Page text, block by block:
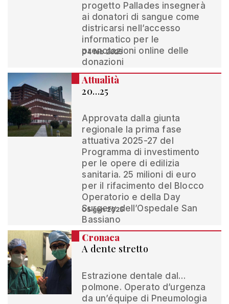
progetto Pallades insegnerà
ai donatori di sangue come
districarsi nell’accesso
informatico per le
prenotazioni online delle
donazioni
04 feb 2025
Attualità
20…25
Approvata dalla giunta
regionale la prima fase
attuativa 2025-27 del
Programma di investimento
per le opere di edilizia
sanitaria. 25 milioni di euro
per il rifacimento del Blocco
Operatorio e della Day
Surgery dell’Ospedale San
Bassiano
05 gen 2025
Cronaca
A dente stretto
Estrazione dentale dal…
polmone. Operato d’urgenza
da un’équipe di Pneumologia